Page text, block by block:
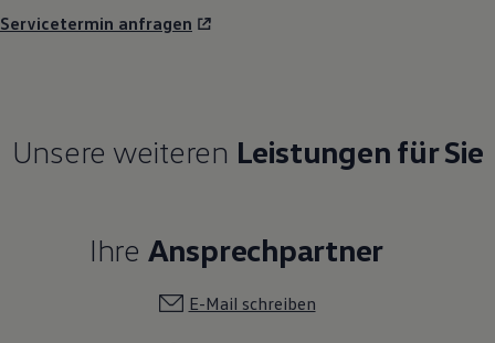
Servicetermin anfragen
Unsere weiteren Leistungen für Sie
Ihre Ansprechpartner
E-Mail schreiben